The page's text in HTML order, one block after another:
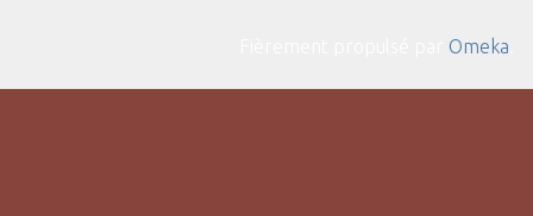
Omeka